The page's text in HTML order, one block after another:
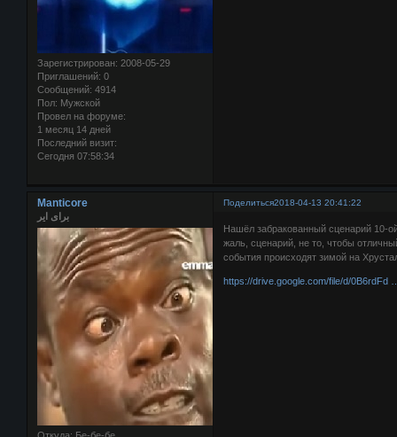
Зарегистрирован: 2008-05-29
Приглашений: 0
Сообщений: 4914
Пол: Мужской
Провел на форуме:
1 месяц 14 дней
Последний визит:
Сегодня 07:58:34
Поделиться2018-04-13 20:41:22
Manticore
برای ایر
Нашёл забракованный сценарий 10-
жаль, сценарий, не то, чтобы
события происходят зимой на
https://drive.google.com/file/d/0B6rdFd